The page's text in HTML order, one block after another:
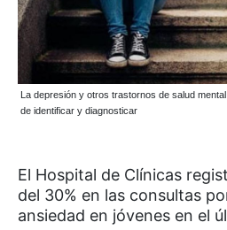
La depresión y otros trastornos de salud
de identificar y diagnosticar
El Hospital de Clínicas
del 30% en las consultas
ansiedad en jóvenes en el